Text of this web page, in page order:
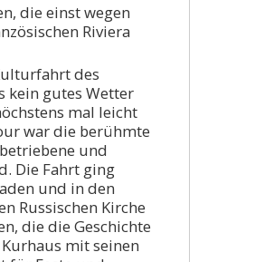
die einst wegen
Riviera
des
kein gutes Wetter
mal leicht
war die berühmte
und
Die Fahrt ging
und in den
Russischen Kirche
die die Geschichte
mit seinen